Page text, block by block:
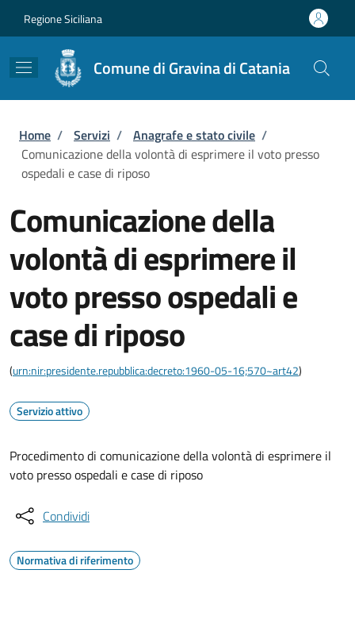
Regione Siciliana
Comune di Gravina di Catania
Briciole di pane
Home / Servizi / Anagrafe e stato civile /
Comunicazione della volontà di esprimere il voto presso
ospedali e case di riposo
Comunicazione della
volontà di esprimere il
voto presso ospedali e
case di riposo
(urn:nir:presidente.repubblica:decreto:1960-05-16;570~art42)
Servizio attivo
Procedimento di comunicazione della volontà di esprimere il
voto presso ospedali e case di riposo
Condividi
Normativa di riferimento